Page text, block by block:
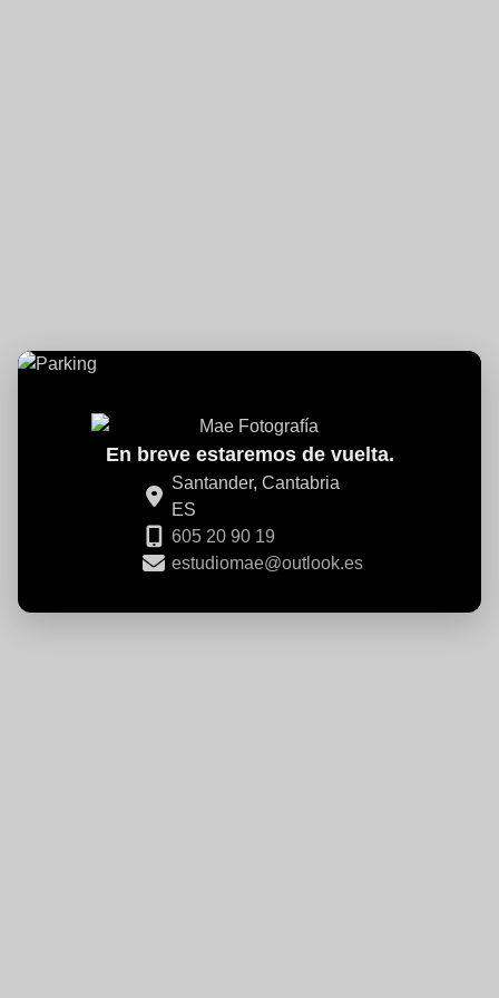
En breve estaremos de vuelta.
Santander, Cantabria
ES
605 20 90 19
estudiomae@outlook.es